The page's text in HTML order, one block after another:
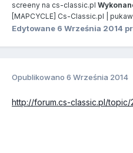
screeny na cs-classic.pl
[MAPCYCLE] Cs-Classic.pl |
Edytowane 6 Września 2014
Opublikowano 6 Września 2014
http://forum.cs-classic.pl/